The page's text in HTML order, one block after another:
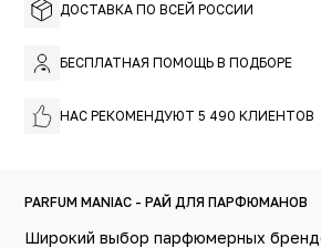
ДОСТАВКА ПО ВСЕЙ РОССИИ
БЕСПЛАТНАЯ ПОМОЩЬ В ПОДБОРЕ
НАС РЕКОМЕНДУЮТ 5 490 КЛИЕНТОВ
PARFUM MANIAC - РАЙ ДЛЯ ПАРФЮМАНОВ
Широкий выбор парфюмерных